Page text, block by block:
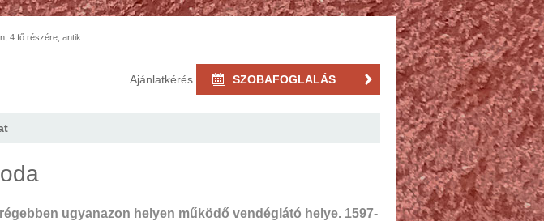
4 fő részére, antik
Ajánlatkérés SZOBAFOGLALÁS
ugyanazon helyen működő vendéglátó helye. 1597-